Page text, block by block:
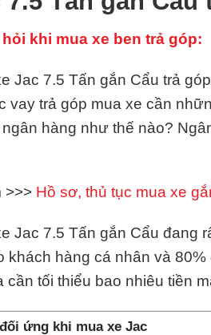
khi mua xe ben trả góp:
Jac 7.5 Tấn gắn Cẩu trả
vay trả góp mua xe cần
hàng như thế nào?
>>> Hồ sơ, thủ tục mua xe
Jac 7.5 Tấn gắn Cẩu đang
khách hàng cá nhân và
cần tối thiểu bao nhiêu tiền
ứng khi mua xe Jac